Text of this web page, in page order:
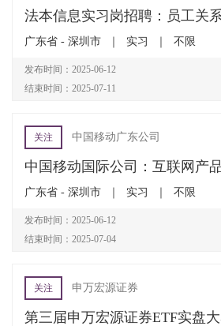
法本信息实习岗招聘：员工关
广东省 - 深圳市 实习 不限
发布时间：2025-06-12
结束时间：2025-07-11
关注 中国移动广东公司
中国移动国际公司：互联网产
广东省 - 深圳市 实习 不限
发布时间：2025-06-12
结束时间：2025-07-04
关注 申万宏源证券
第三届申万宏源证券ETF实盘